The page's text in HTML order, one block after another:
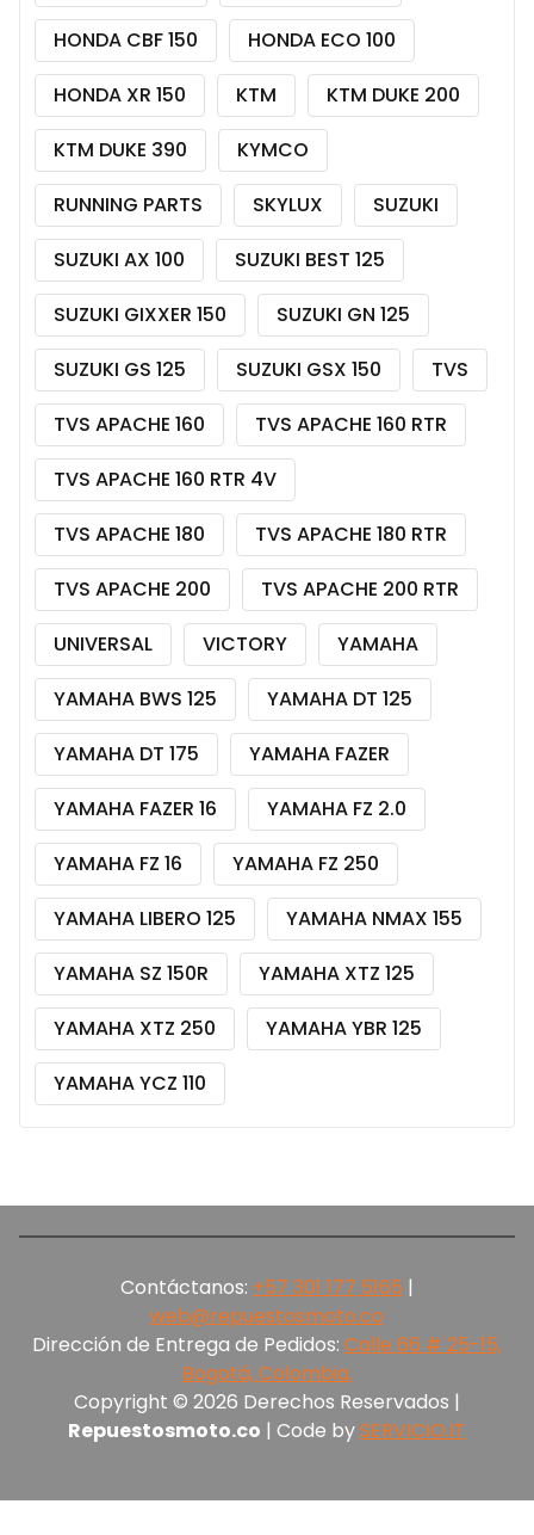
HONDA CBF 150
HONDA ECO 100
HONDA XR 150
KTM
KTM DUKE 200
KTM DUKE 390
KYMCO
RUNNING PARTS
SKYLUX
SUZUKI
SUZUKI AX 100
SUZUKI BEST 125
SUZUKI GIXXER 150
SUZUKI GN 125
SUZUKI GS 125
SUZUKI GSX 150
TVS
TVS APACHE 160
TVS APACHE 160 RTR
TVS APACHE 160 RTR 4V
TVS APACHE 180
TVS APACHE 180 RTR
TVS APACHE 200
TVS APACHE 200 RTR
UNIVERSAL
VICTORY
YAMAHA
YAMAHA BWS 125
YAMAHA DT 125
YAMAHA DT 175
YAMAHA FAZER
YAMAHA FAZER 16
YAMAHA FZ 2.0
YAMAHA FZ 16
YAMAHA FZ 250
YAMAHA LIBERO 125
YAMAHA NMAX 155
YAMAHA SZ 150R
YAMAHA XTZ 125
YAMAHA XTZ 250
YAMAHA YBR 125
YAMAHA YCZ 110
Contáctanos: +57 301 177 5165‬ |
web@repuestosmoto.co
Dirección de Entrega de Pedidos: Calle 66 # 25-15,
Bogotá, Colombia.
Copyright © 2026 Derechos Reservados |
Repuestosmoto.co | Code bySERVICIO.IT